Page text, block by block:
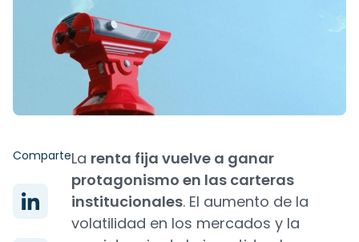
ComparteLa renta fija vuelve a ganar
protagonismo en las carteras
institucionales. El aumento de la
volatilidad en los mercados y la